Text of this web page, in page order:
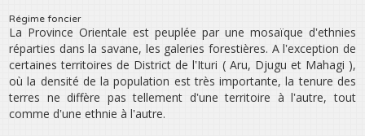
Régime foncier
La Province Orientale est peuplée par une mosaïque d‛ethnies
réparties dans la savane, les galeries forestières. A l‛exception de
certaines territoires de District de l‛Ituri ( Aru, Djugu et Mahagi ),
où la densité de la population est très importante, la tenure des
terres ne diffère pas tellement d‛une territoire à l‛autre, tout
comme d‛une ethnie à l‛autre.